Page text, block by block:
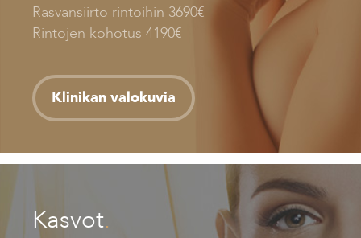
Rasvansiirto rintoihin 3690€
Rintojen kohotus 4190€
Klinikan valokuvia
Kasvot.